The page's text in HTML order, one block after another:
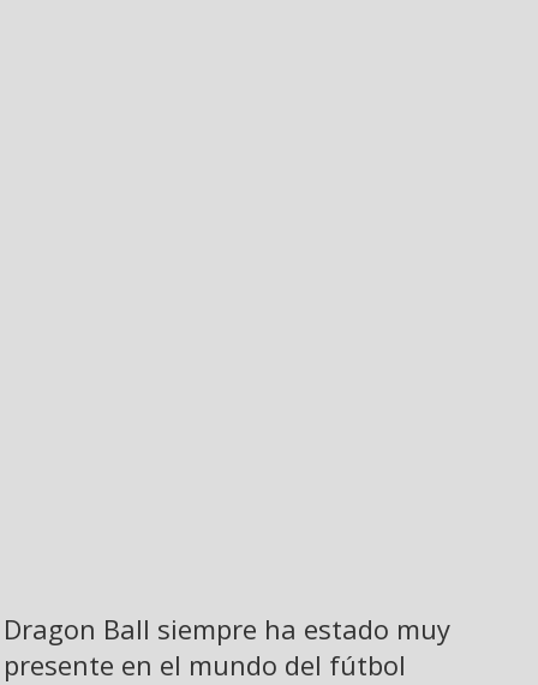
Dragon Ball siempre ha estado muy
presente en el mundo del fútbol